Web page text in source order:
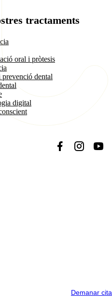
tractaments
oral i pròtesis
dental
digital
FacebookInstagram
Demanar cita